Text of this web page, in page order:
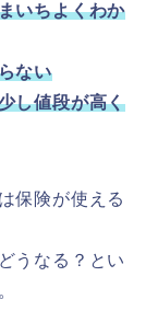
いちよくわか
ない
し値段が高く
保険が使える
うなる？とい